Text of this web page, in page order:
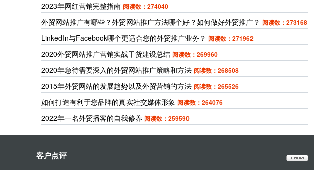
2023年网红营销完整指南 阅读数：274040
外贸网站推广有哪些？外贸网站推广方法哪个好？如何做好外贸推广？ 阅读数：273168
LinkedIn与Facebook哪个更适合您的外贸推广业务？ 阅读数：271962
2020外贸网站推广营销实战干货建设总结 阅读数：269960
2020年急待需要深入的外贸网站推广策略和方法 阅读数：268508
2015年外贸网站的发展趋势以及外贸营销的方法 阅读数：265526
如何打造有利于您品牌的真实社交媒体形象 阅读数：264076
2022年一名外贸播客的自我修养 阅读数：259590
客户点评